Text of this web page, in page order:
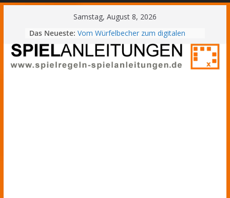
Samstag, August 8, 2026
Das Neueste: Vom Würfelbecher zum digitalen
Zufall
Gewinnchance berechnen: Vom
Brettspiel zum Online Casino